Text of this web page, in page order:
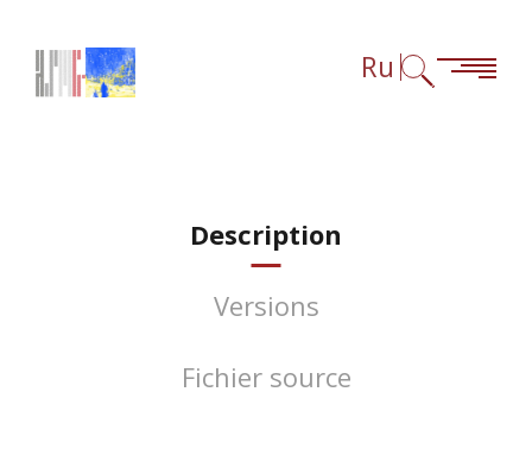
Ru
Description
Versions
Fichier source